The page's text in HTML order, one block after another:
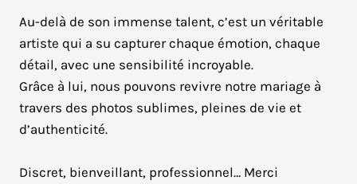
Au-delà de son immense talent, c’est un véritable
artiste qui a su capturer chaque émotion, chaque
détail, avec une sensibilité incroyable.
Grâce à lui, nous pouvons revivre notre mariage à
travers des photos sublimes, pleines de vie et
d’authenticité.
Discret, bienveillant, professionnel… Merci